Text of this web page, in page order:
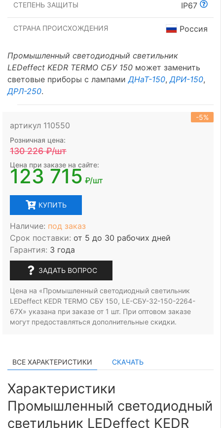
СТЕПЕНЬ ЗАЩИТЫ IP67
СТРАНА ПРОИСХОЖДЕНИЯ Россия
Промышленный светодиодный светильник
LEDeffect KEDR TERMO СБУ 150 может заменить
световые приборы с лампамиДНаТ-150,ДРИ-150,
ДРЛ-250.
артикул 110550
-5%
Розничная цена:
130 226₽/шт
Цена при заказе на сайте:
123 715 ₽/шт
КУПИТЬ
Наличие: под заказ
Срок поставки: от 5 до 30 рабочих дней
Гарантия: 3 года
ЗАДАТЬ ВОПРОС
Цена на «Промышленный светодиодный светильник
LEDeffect KEDR TERMO СБУ 150, LE-СБУ-32-150-2264-
67Х» указана при заказе от 1 шт. При оптовом заказе
могут предоставляться дополнительные скидки.
ВСЕ ХАРАКТЕРИСТИКИ СКАЧАТЬ
Характеристики
Промышленный светодиодный
светильник LEDeffect KEDR